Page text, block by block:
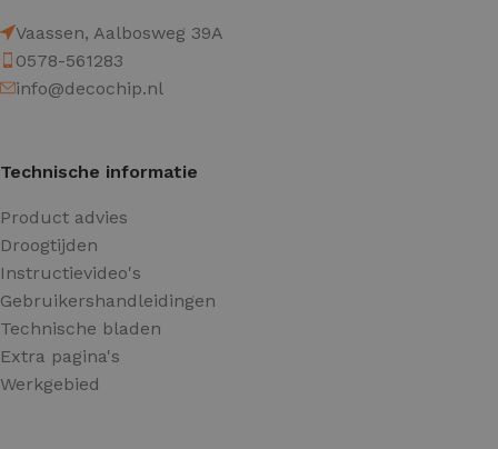
Vaassen, Aalbosweg 39A
0578-561283
info@decochip.nl
Technische informatie
Product advies
Droogtijden
Instructievideo's
Gebruikershandleidingen
Technische bladen
Extra pagina's
Werkgebied